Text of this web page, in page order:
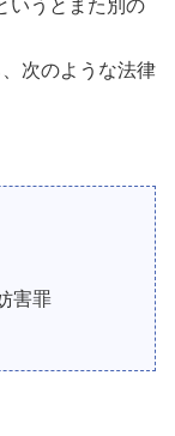
いうとまた別の
次のような法律
害罪